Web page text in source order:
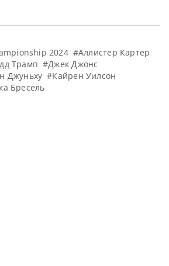
2024 #Аллистер Картер
Трамп #Джек Джонс
Джуньху #Кайрен Уилсон
Бресель